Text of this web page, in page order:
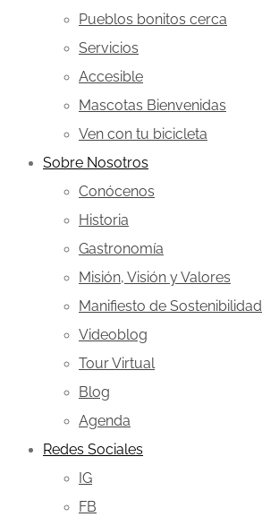
Pueblos bonitos cerca
Servicios
Accesible
Mascotas Bienvenidas
Ven con tu bicicleta
Sobre Nosotros
Conócenos
Historia
Gastronomía
Misión, Visión y Valores
Manifiesto de Sostenibilidad
Videoblog
Tour Virtual
Blog
Agenda
Redes Sociales
IG
FB